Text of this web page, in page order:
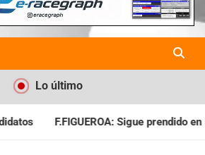
del Karting en
Lo último
en la lucha por el título